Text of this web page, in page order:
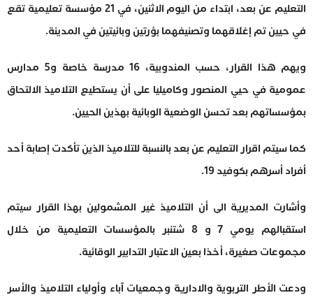
التعليم عن بعد، ابتداء من اليوم الاثنين، في 21 مؤسسة تعليمية تقع
في حيين تم إغلاقهما وتصنيفهما بؤرتين وبائيتين في المدينة.
ويهم هذا القرار، حسب المندوبية، 16 مدرسة خاصة و5 مدارس
عمومية في حيي المنصور وكاميليا على أن يستطيع التلاميذ الالتحاق
بمؤسساتهم بعد تحسن الوضعية الوبائية بهذين الحيين.
كما سيتم اقرار التعليم عن بعد بالنسبة للتلاميذ الذين تأكدت إصابة أحد
أفراد أسرهم بكوفيد 19.
وأشارت المديرية الى أن التلاميذ غير المشمولين بهذا القرار سيتم
استقبالهم يومي 7 و 8 شتنبر بالمؤسسات التعليمية من خلال
مجموعات صغيرة، أخذا بعين الاعتبار التدابير الوقائية.
ودعت الأطر التربوية والادارية وجمعيات آباء وأولياء التلاميذ والأسر